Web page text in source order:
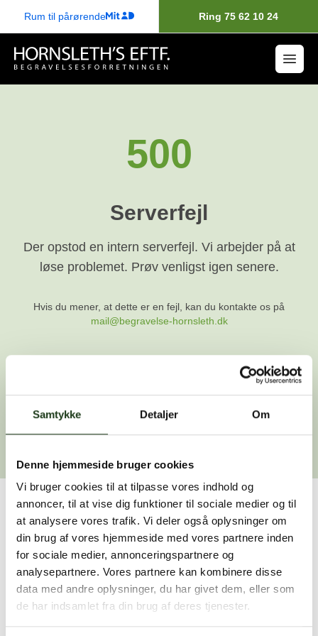
Samtykke Detaljer Om
Denne hjemmeside bruger cookies
Vi bruger cookies til at tilpasse vores indhold og
annoncer, til at vise dig funktioner til sociale medier og til
at analysere vores trafik. Vi deler også oplysninger om
din brug af vores hjemmeside med vores partnere inden
for sociale medier, annonceringspartnere og
analysepartnere. Vores partnere kan kombinere disse
data med andre oplysninger, du har givet dem, eller som
de har indsamlet fra din brug af deres tjenester.
Rum til pårørende Ring 75 62 10 24
500
Serverfejl
Der opstod en intern serverfejl. Vi arbejder på at
løse problemet. Prøv venligst igen senere.
Hvis du mener, at dette er en fejl, kan du kontakte os på
mail@begravelse-hornsleth.dk
Gå tilbage
Har du brug for hjælp?
Vi er her for at hjælpe dig. Du er velkommen til at kontakte
os, hvis du har spørgsmål eller brug for assistance.
59 45 10 14
Find nærmeste afdeling